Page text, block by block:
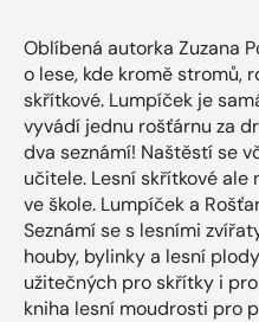
Oblíbená autorka Zuzana
o lese, kde kromě stromů,
skřítkové. Lumpíček je
vyvádí jednu rošťárnu za
dva seznámí! Naštěstí se
učitele. Lesní skřítkové
ve škole. Lumpíček a
Seznámí se s lesními
houby, bylinky a lesní
užitečných pro skřítky i
kniha lesní moudrosti pro